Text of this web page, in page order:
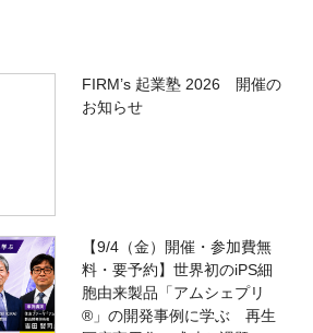
FIRM’s 起業塾 2026 開催の
お知らせ
【9/4（金）開催・参加費無
料・要予約】世界初のiPS細
胞由来製品「アムシェプリ
®」の開発事例に学ぶ 再生